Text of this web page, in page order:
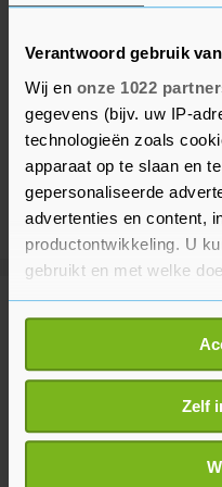
Verantwoord gebruik
Wij en onze 1022
gegevens (bijv. uw IP-
technologieën zoals
apparaat op te slaan en
gepersonaliseerde
advertenties en content,
productontwikkeling. U
gebruikt en met welke
Als u het toestaat, willen
Informatie
locatie, die tot een
Uw apparaat
scannen op
Lees meer over hoe uw
Zelf
Meer uit Sport
na stunt weer in
10 uur geleden